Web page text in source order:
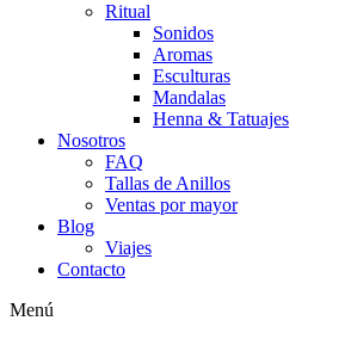
Ritual
Sonidos
Aromas
Esculturas
Mandalas
Henna & Tatuajes
Nosotros
FAQ
Tallas de Anillos
Ventas por mayor
Blog
Viajes
Contacto
Menú